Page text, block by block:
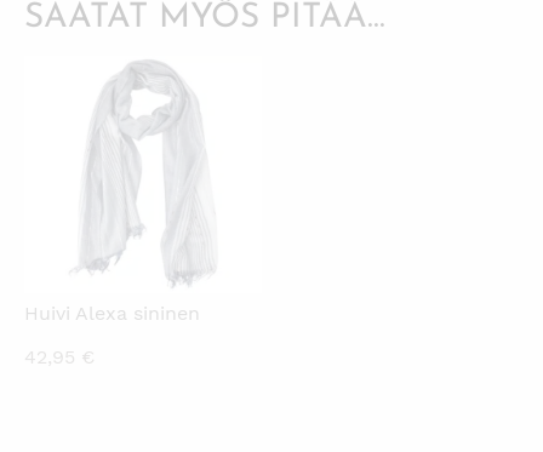
SAATAT MYÖS PITÄÄ...
KATSO PIKANÄKYMÄ
Huivi Alexa sininen
42,95 €